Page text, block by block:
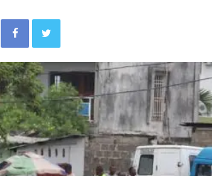
FacebookTwitter